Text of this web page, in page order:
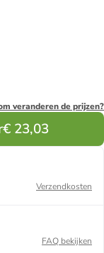
veranderen de prijzen?
€ 23,03
Verzendkosten
FAQ bekijken